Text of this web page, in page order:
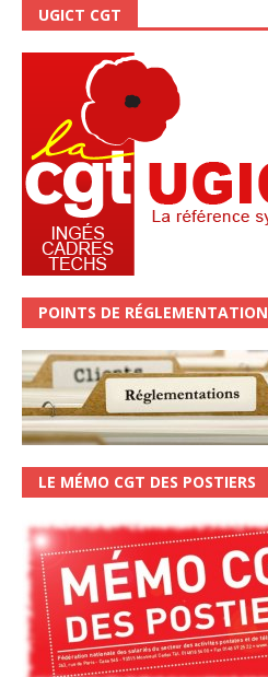
UGICT CGT
POINTS DE RÉGLEMENTATION
LE MÉMO CGT DES POSTIERS